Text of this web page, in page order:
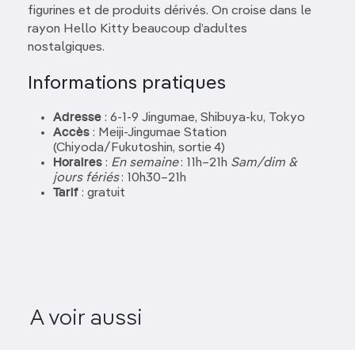
figurines et de produits dérivés. On croise dans le
rayon Hello Kitty beaucoup d’adultes
nostalgiques.
Informations pratiques
Adresse : 6‑1‑9 Jingumae, Shibuya‑ku, Tokyo
Accès : Meiji‑Jingumae Station
(Chiyoda/Fukutoshin, sortie 4)
Horaires : En semaine: 11h–21h Sam/dim &
jours fériés: 10h30–21h
Tarif : gratuit
A voir aussi
Puppet House